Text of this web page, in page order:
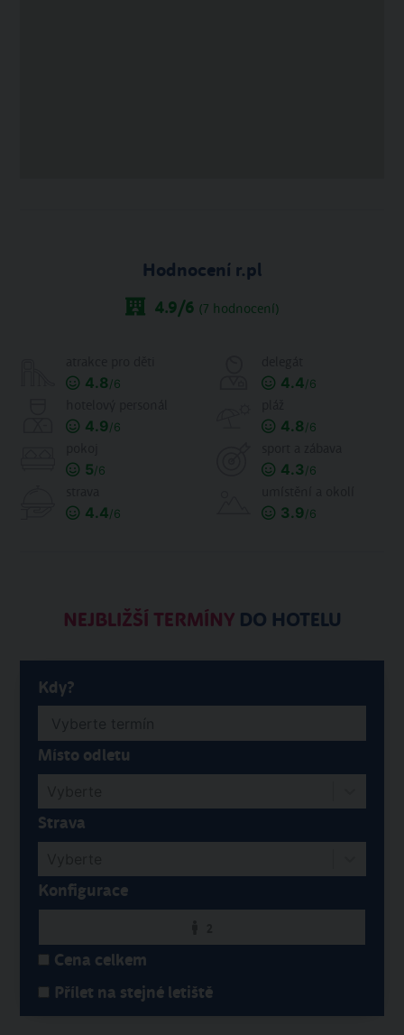
Hodnocení r.pl
4.9/6 (7 hodnocení)
4.8/6 4.4/6
4.9/6 4.8/6
5/6 4.3/6
4.4/6 3.9/6
NEJBLIŽŠÍ TERMÍNYDO HOTELU
Kdy?
Místo odletu
Strava
Konfigurace
Cena celkem
Přílet na stejné letiště